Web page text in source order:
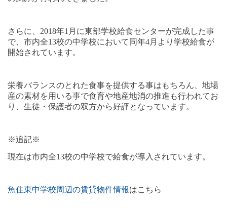
さらに、 2018年1 月に東部学校給食センターが完成した事
で、市内全13校の中学校において同年4月より学校給食が
開始されています。
栄養バランスのとれた食事を提供する事はもちろん、地場
産の素材を用いる事で食育や地産地消の推進も行われてお
り、生徒・保護者の双方から好評となっています。
※追記※
現在は市内全13校の中学校で給食が導入されています。
魚住東中学校周辺の賃貸物件情報はこちら